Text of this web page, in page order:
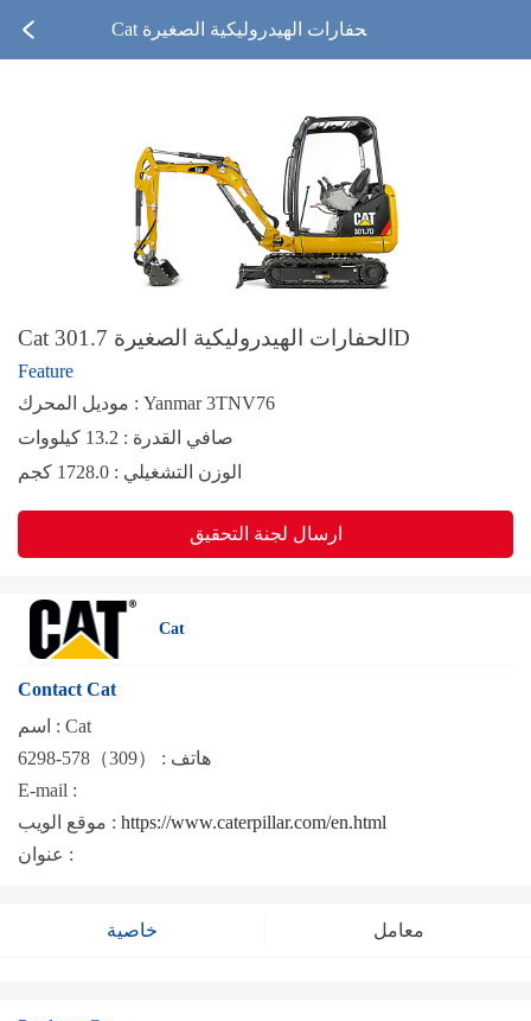
Cat الحفارات الهيدروليكية الصغيرة
Cat الحفارات الهيدروليكية الصغيرة 301.7D
Feature
موديل المحرك : Yanmar 3TNV76
صافي القدرة : 13.2 كيلووات
الوزن التشغيلي : 1728.0 كجم
ارسال لجنة التحقيق
Cat
Contact Cat
اسم : Cat
هاتف : （309）578-6298
E-mail :
موقع الويب : https://www.caterpillar.com/en.html
عنوان :
خاصية معامل